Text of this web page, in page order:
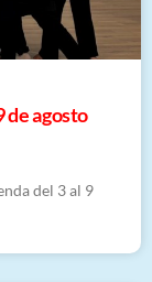
de agosto
del 3 al 9